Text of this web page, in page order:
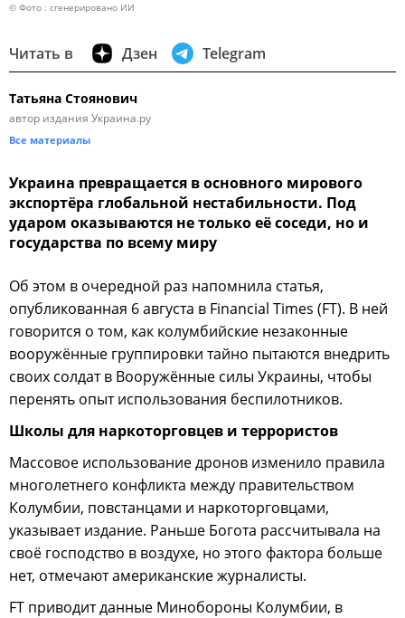
© Фото : сгенерировано ИИ
Читать в Дзен Telegram
Татьяна Стоянович
автор издания Украина.ру
Все материалы
Украина превращается в основного мирового
экспортёра глобальной нестабильности. Под
ударом оказываются не только её соседи, но и
государства по всему миру
Об этом в очередной раз напомнила статья,
опубликованная 6 августа в Financial Times (FT). В ней
говорится о том, как колумбийские незаконные
вооружённые группировки тайно пытаются внедрить
своих солдат в Вооружённые силы Украины, чтобы
перенять опыт использования беспилотников.
Школы для наркоторговцев и террористов
Массовое использование дронов изменило правила
многолетнего конфликта между правительством
Колумбии, повстанцами и наркоторговцами,
указывает издание. Раньше Богота рассчитывала на
своё господство в воздухе, но этого фактора больше
нет, отмечают американские журналисты.
FT приводит данные Минобороны Колумбии, в